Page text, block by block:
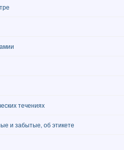
течениях
и забытые, об этикете